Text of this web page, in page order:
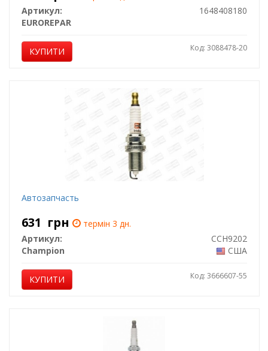
Артикул:
1648408180
EUROREPAR
КУПИТИ Код: 3088478-20
Автозапчасть
631 грн
термін 3 дн.
Артикул:
CCH9202
Champion
США
КУПИТИ Код: 3666607-55